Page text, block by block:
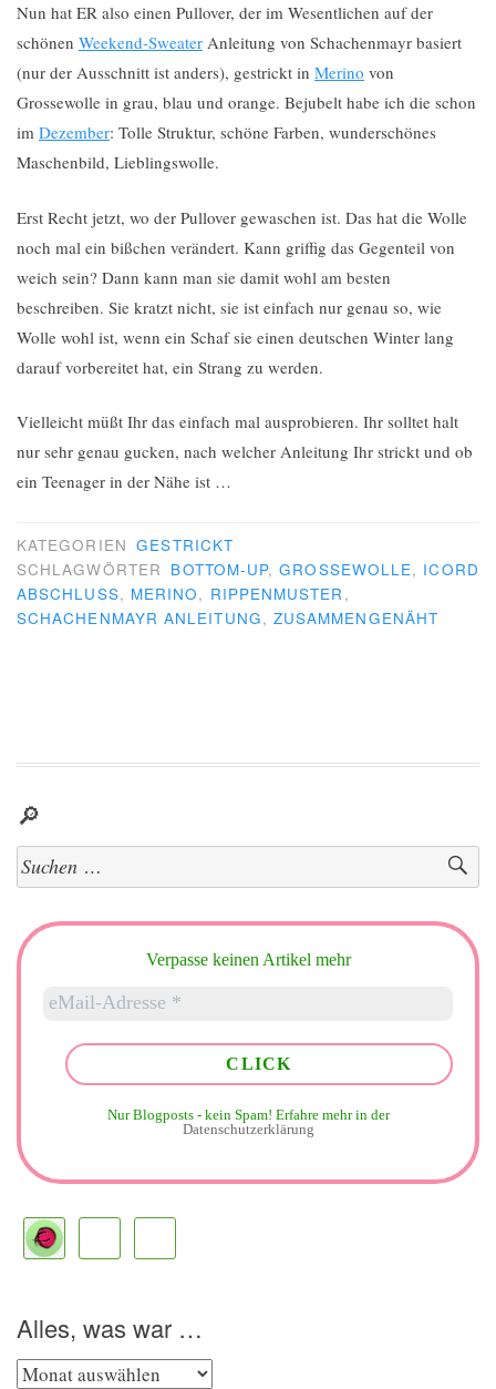
Nun hat ER also einen Pullover, der im Wesentlichen auf der
schönen Weekend-Sweater Anleitung von Schachenmayr basiert
(nur der Ausschnitt ist anders), gestrickt in Merino von
Grossewolle in grau, blau und orange. Bejubelt habe ich die schon
im Dezember: Tolle Struktur, schöne Farben, wunderschönes
Maschenbild, Lieblingswolle.
Erst Recht jetzt, wo der Pullover gewaschen ist. Das hat die Wolle
noch mal ein bißchen verändert. Kann griffig das Gegenteil von
weich sein? Dann kann man sie damit wohl am besten
beschreiben. Sie kratzt nicht, sie ist einfach nur genau so, wie
Wolle wohl ist, wenn ein Schaf sie einen deutschen Winter lang
darauf vorbereitet hat, ein Strang zu werden.
Vielleicht müßt Ihr das einfach mal ausprobieren. Ihr solltet halt
nur sehr genau gucken, nach welcher Anleitung Ihr strickt und ob
ein Teenager in der Nähe ist …
KATEGORIEN GESTRICKT
SCHLAGWÖRTER BOTTOM-UP,GROSSEWOLLE, ICORD
ABSCHLUSS
, MERINO, RIPPENMUSTER ,
SCHACHENMAYR ANLEITUNG, ZUSAMMENGENÄHT
🔎
Suchen
nach:
Verpasse keinen Artikel mehr
Nur Blogposts - kein Spam! Erfahre mehr in der
Datenschutzerklärung
Alles, was war …
Alles,